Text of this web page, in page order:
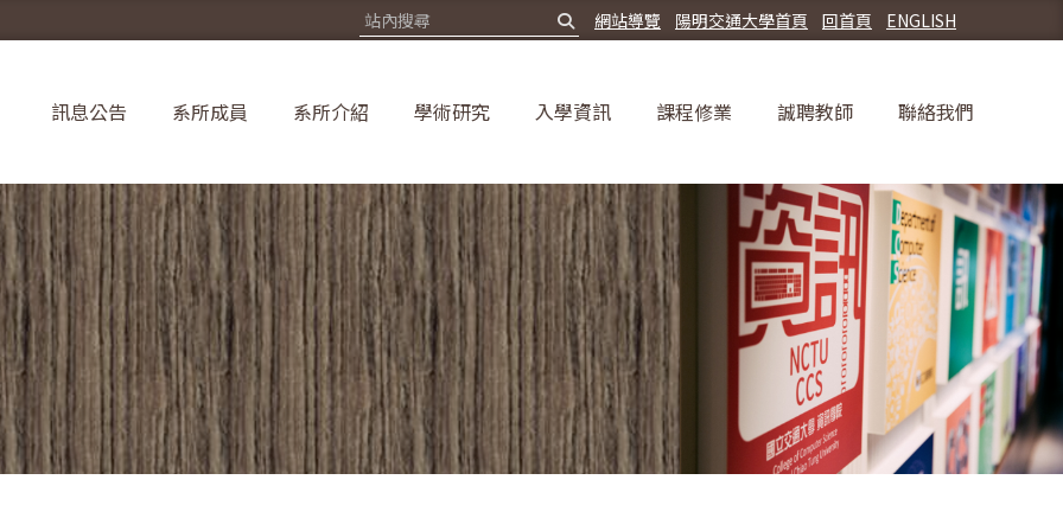
ENGLISH
回首頁
陽明交通大學首頁
網站導覽
訊息公告 系所成員 系所介紹 學術研究 入學資訊 課程修業 誠聘教師 聯絡我們